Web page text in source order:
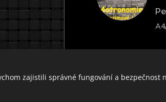
Webnodezajistili správné fungování a bezpečnost